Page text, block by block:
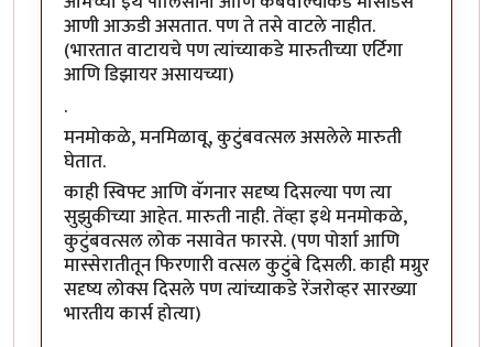
आणी आऊडी असतात. पण ते तसे वाटले नाहीत.
(भारतात वाटायचे पण त्यांच्याकडे मारुतीच्या एर्टिगा
आणि डिझायर असायच्या)
.
मनमोकळे, मनमिळावू, कुटुंबवत्सल असलेले मारुती
घेतात.
काही स्विफ्ट आणि वॅगनार सदृष्य दिसल्या पण त्या
सुझुकीच्या आहेत. मारुती नाही. तेंव्हा इथे मनमोकळे,
कुटुंबवत्सल लोक नसावेत फारसे. (पण पोर्शा आणि
मास्सेरातीतून फिरणारी वत्सल कुटुंबे दिसली. काही मग्रुर
सदृष्य लोक्स दिसले पण त्यांच्याकडे रेंजरोव्हर सारख्या
भारतीय कार्स होत्या)